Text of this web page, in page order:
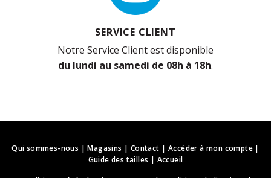
SERVICE CLIENT
Notre Service Client est disponible
du lundi au samedi de 08h à 18h.
Qui sommes-nous |Magasins | Contact | Accéder à mon compte|
Guide des tailles | Accueil